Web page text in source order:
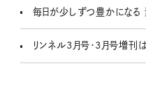
毎日が少しずつ豊かにな
リンネル3月号・3月号増刊